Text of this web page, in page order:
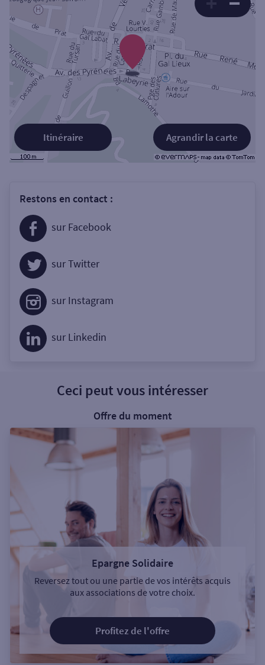
Agrandir la carte
Itinéraire
Restons en contact :
sur Facebook
sur Twitter
sur Instagram
sur Linkedin
Ceci peut vous intéresser
Offre du moment
Epargne Solidaire
Reversez tout ou une partie de vos intérêts acquis
aux associations de votre choix.
Profitez de l'offre